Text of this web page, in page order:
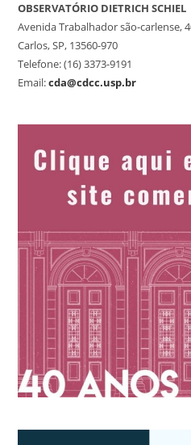
OBSERVATÓRIO DIETRICH SCHIEL
Avenida Trabalhador são-carlense,
Carlos, SP, 13560-970
Telefone: (16) 3373-9191
Email:cda@cdcc.usp.br